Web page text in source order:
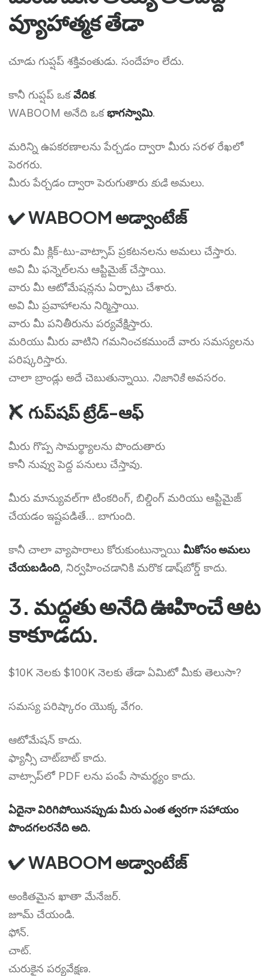
వ్యూహాత్మక తేడా
చూడు గుప్షప్ శక్తివంతుడు. సందేహం లేదు.
కానీ గుప్షప్ ఒకవేదిక.
WABOOM అనేది ఒకభాగస్వామి.
మరిన్ని ఉపకరణాలను పేర్చడం ద్వారా మీరు సరళ రేఖలో
పెరగరు.
మీరు పేర్చడం ద్వారా పెరుగుతారు కుడిఅమలు.
✔ WABOOM అడ్వాంటేజ్
వారు మీ క్లిక్-టు-వాట్సాప్ ప్రకటనలను అమలు చేస్తారు.
అవి మీ ఫన్నెల్‌లను ఆప్టిమైజ్ చేస్తాయి.
వారు మీ ఆటోమేషన్లను ఏర్పాటు చేశారు.
అవి మీ ప్రవాహాలను నిర్మిస్తాయి.
వారు మీ పనితీరును పర్యవేక్షిస్తారు.
మరియు మీరు వాటిని గమనించకముందే వారు సమస్యలను
పరిష్కరిస్తారు.
చాలా బ్రాండ్లు అదే చెబుతున్నాయి. నిజానికిఅవసరం.
✘ గుప్‌షప్ ట్రేడ్-ఆఫ్
మీరు గొప్ప సామర్థ్యాలను పొందుతారు
కానీ నువ్వు పెద్ద పనులు చేస్తావు.
మీరు మాన్యువల్‌గా టింకరింగ్, బిల్డింగ్ మరియు ఆప్టిమైజ్
చేయడం ఇష్టపడితే... బాగుంది.
కానీ చాలా వ్యాపారాలు కోరుకుంటున్నాయి మీకోసం అమలు
చేయబడింది, నిర్వహించడానికి మరొక డాష్‌బోర్డ్ కాదు.
3. మద్దతు అనేది ఊహించే ఆట
కాకూడదు.
$10K నెలకు $100K నెలకు తేడా ఏమిటో మీకు తెలుసా?
సమస్య పరిష్కారం యొక్క వేగం.
ఆటోమేషన్ కాదు.
ఫ్యాన్సీ చాట్‌బాట్ కాదు.
వాట్సాప్‌లో PDF లను పంపే సామర్థ్యం కాదు.
ఏదైనా విరిగిపోయినప్పుడు మీరు ఎంత త్వరగా సహాయం
పొందగలరనేది అది.
✔ WABOOM అడ్వాంటేజ్
అంకితమైన ఖాతా మేనేజర్.
జూమ్ చేయండి.
ఫోన్.
చాట్.
చురుకైన పర్యవేక్షణ.